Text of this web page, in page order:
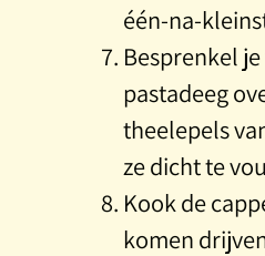
één-na-
Besprenkel
pastadeeg
theelepels
ze dicht te
Kook de
komen